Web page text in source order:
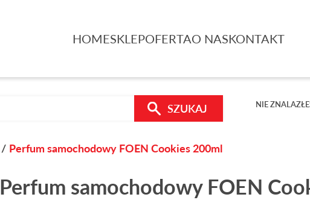
HOMESKLEPOFERTAO NASKONTAKT
SZUKAJ NIE
Perfum samochodowy FOEN Cookies 200ml
Perfum samochodowy FOEN